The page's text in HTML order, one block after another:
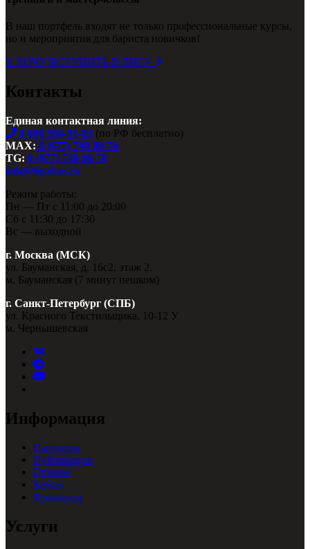
В наш портфель входят не только профессиональные курсы,
но и мероприятия для бариста новичков!
Я ХОЧУ ВСТУПИТЬ В ЛИГУ
Контакты
Единая контактная линия:
8 800 550-91-93 (по РФ бесплатно)
MAX: 8 (977) 740 80-70
TG: 8 (977) 740 80-70
info@ligabar.ru
Режим работы:
Пн — Пт с 11:00 до 20:00
Сб с 11:30 до 17:30
Вс — выходной
г. Москва (МСК)
ул. Бауманская, д. 16с2, этаж 2.
м. Бауманская (7 минут пешком)
г. Санкт-Петербург (СПБ)
ул. Красного Текстильщика, 10-12 У
м. Чернышевская
Информация
Партнеры
Публикации
Отзывы
Кейсы
Франшиза
Услуги